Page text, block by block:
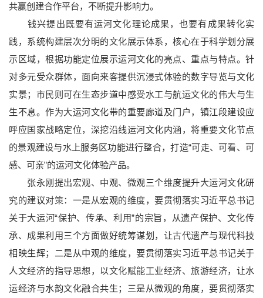
共赢创建合作平台，不断提升影响力。
钱兴提出既要有运河文化理论成果，也要有成果转化实
践，系统构建层次分明的文化展示体系，核心在于科学划分展
示区域，根据功能定位展示运河文化的亮点、重点与特点。针
对多元受众群体，面向来客提供沉浸式体验的数字导览与文化
实景；市民则可在生态步道中感受水工与航运文化的伟大与生
生不息。作为大运河文化带的重要廊道及门户，镇江段建设应
呼应国家战略定位，深挖沿线运河文化内涵，将重要文化节点
的景观建设与水上服务区功能进行整合，打造“可走、可看、可
感、可亲”的运河文化体验产品。
张永刚提出宏观、中观、微观三个维度提升大运河文化研
究的建议对策：一是从宏观的维度，要贯彻落实习近平总书记
关于大运河“保护、传承、利用”的宗旨，从遗产保护、文化传
承、成果利用三个方面做好统筹谋划，让古代遗产与现代科技
相映生辉；二是从中观的维度，要贯彻落实习近平总书记关于
人文经济的指导思想，以文化赋能工业经济、旅游经济，让水
运经济与水韵文化融合共生；三是从微观的角度，要贯彻落实